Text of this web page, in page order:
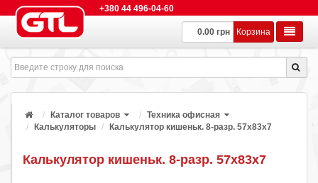
+380 44 496-04-60
0.00 грн Корзина
Каталог товаров
Техника офисная
Калькуляторы
Калькулятор кишеньк. 8-разр. 57х83х7
Калькулятор кишеньк. 8-разр. 57х83х7